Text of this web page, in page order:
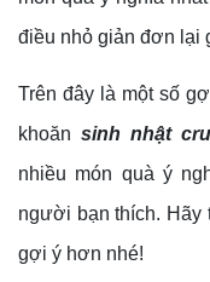
điều nhỏ giản đơn lại
Trên đây là một số
khoănsinh nhật
nhiều món quà ý
người bạn thích. Hãy
gợi ý hơn nhé!